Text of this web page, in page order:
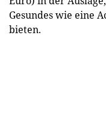
Gesundes wie eine
bieten.